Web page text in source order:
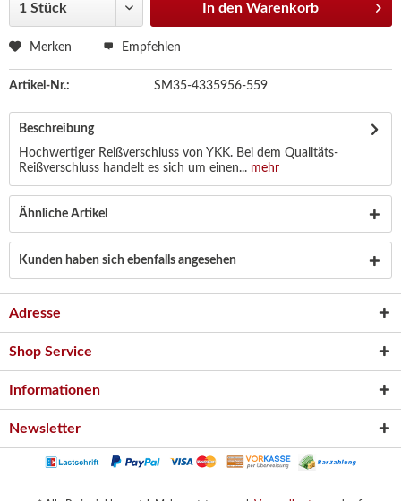
In den Warenkorb
Merken Empfehlen
Artikel-Nr.: SM35-4335956-559
Beschreibung
Hochwertiger Reißverschluss von YKK. Bei dem Qualitäts-
Reißverschluss handelt es sich um einen... mehr
Ähnliche Artikel
Kunden haben sich ebenfalls angesehen
Adresse
Shop Service
Informationen
Newsletter